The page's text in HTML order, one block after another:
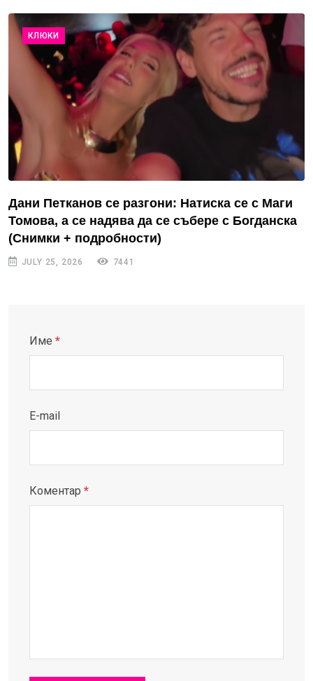
КЛЮКИ
Дани Петканов се разгони: Натиска се с Маги
Томова, а се надява да се събере с Богданска
(Снимки + подробности)
JULY 25, 2026 7441
Име *
E-mail
Коментар *